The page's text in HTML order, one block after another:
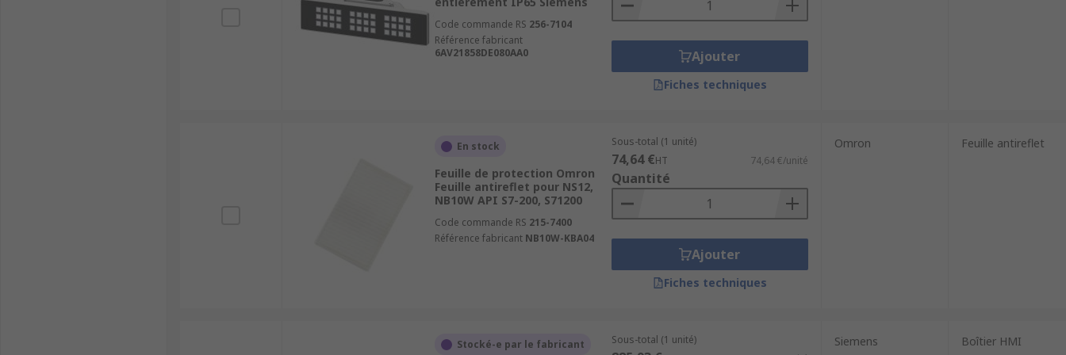
Code commande RS 256-7104
Référence fabricant
6AV21858DE080AA0
Ajouter
Fiches techniques
En stock
Feuille de protection Omron
Feuille antireflet pour NS12,
NB10W API S7-200, S71200
Code commande RS 215-7400
Référence fabricant NB10W-KBA04
Sous-total (1 unité)
74,64 €HT 74,64 €/unité
Quantité
Ajouter
Fiches techniques
Omron Feuille antireflet
Stocké-e par le fabricant Sous-total (1 unité) Siemens Boîtier HMI